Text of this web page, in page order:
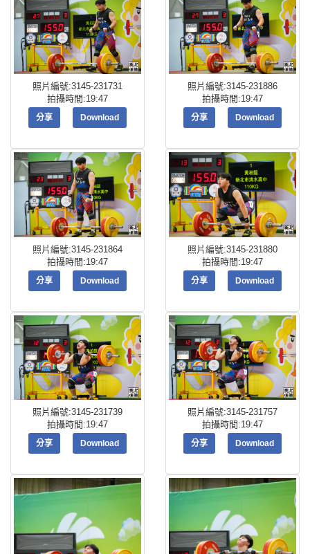
照片編號:3145-231731
拍攝時間:19:47
分享 Download
照片編號:3145-231886
拍攝時間:19:47
分享 Download
照片編號:3145-231864
拍攝時間:19:47
分享 Download
照片編號:3145-231880
拍攝時間:19:47
分享 Download
照片編號:3145-231739
拍攝時間:19:47
分享 Download
照片編號:3145-231757
拍攝時間:19:47
分享 Download